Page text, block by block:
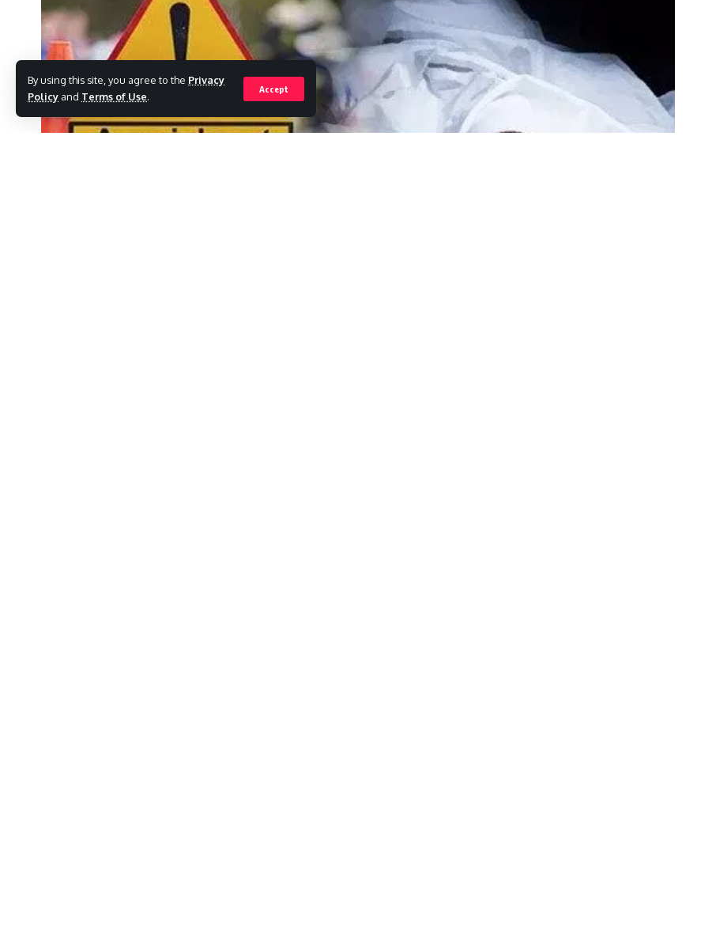
By using this site, you agree to the Privacy
Policy and Terms of Use.
Accept